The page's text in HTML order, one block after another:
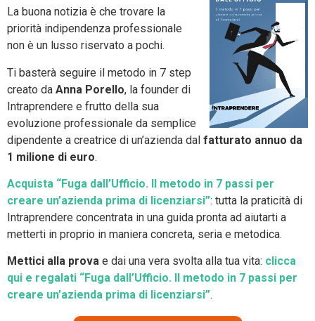
La buona notizia è che trovare la
priorità indipendenza professionale
non è un lusso riservato a pochi.
Ti basterà seguire il metodo in 7 step
creato da Anna Porello, la founder di
Intraprendere e frutto della sua
evoluzione professionale da semplice
dipendente a creatrice di un’azienda dal fatturato annuo da
1 milione di euro.
Acquista “Fuga dall’Ufficio. Il metodo in 7 passi per
creare un’azienda prima di licenziarsi”: tutta la praticità di
Intraprendere concentrata in una guida pronta ad aiutarti a
metterti in proprio in maniera concreta, seria e metodica.
Mettici alla prova e dai una vera svolta alla tua vita: clicca
qui e regalati “Fuga dall’Ufficio. Il metodo in 7 passi per
creare un’azienda prima di licenziarsi”.